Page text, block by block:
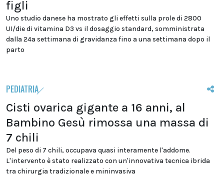
figli
Uno studio danese ha mostrato gli effetti sulla prole di 2800
UI/die di vitamina D3 vs il dosaggio standard, somministrata
dalla 24a settimana di gravidanza fino a una settimana dopo il
parto
PEDIATRIA
Cisti ovarica gigante a 16 anni, al
Bambino Gesù rimossa una massa di
7 chili
Del peso di 7 chili, occupava quasi interamente l'addome.
L'intervento è stato realizzato con un'innovativa tecnica ibrida
tra chirurgia tradizionale e mininvasiva